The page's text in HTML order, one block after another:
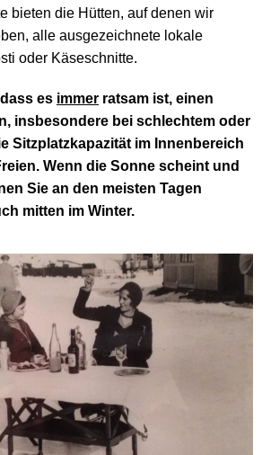
bieten die Hütten, auf denen wir
alle ausgezeichnete lokale
oder Käseschnitte.
es immer ratsam ist, einen
insbesondere bei schlechtem oder
Sitzplatzkapazität im Innenbereich
Wenn die Sonne scheint und
Sie an den meisten Tagen
mitten im Winter.